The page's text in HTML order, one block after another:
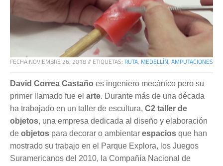
FECHA:NOVIEMBRE 26, 2018// ETIQUETAS: RUTA, MEDELLÍN, AMPUTACIONES
David Correa Castaño es ingeniero mecánico pero su
primer llamado fue el arte. Durante más de una década
ha trabajado en un taller de escultura, C2 taller de
objetos, una empresa dedicada al diseño y elaboración
de objetos para decorar o ambientar espacios que han
mostrado su trabajo en el Parque Explora, los Juegos
Suramericanos del 2010, la Compañía Nacional de